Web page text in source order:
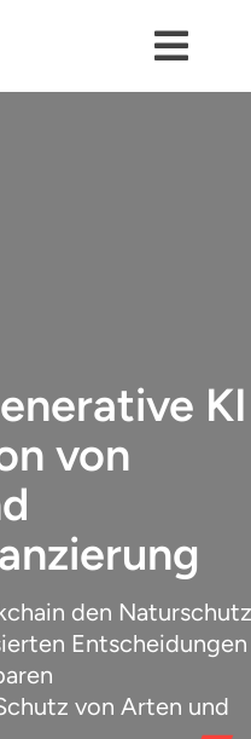
Über uns
Ressourcen
Deutsch
KI
von
den Naturschutz
Entscheidungen
von Arten und